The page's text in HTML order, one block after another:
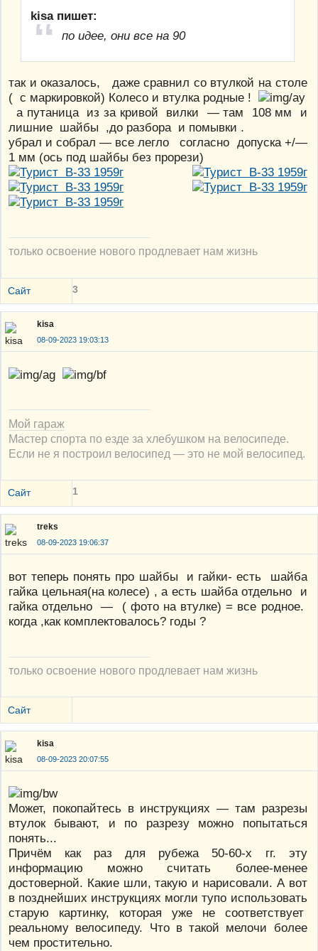
kisa пишет:
по идее, они все на 90
так и оказалось, даже сравнил со втулкой на столе
( с маркировкой) Колесо и втулка родные !
а путаница из за кривой вилки — там 108 мм и
лишние шайбы ,до разбора и помывки .
убрал и собрал — все легло согласно допуска +/—
1 мм (ось под шайбы без прорези)
только освоение нового продлевает нам жизнь
Сайт 3
kisa
08-09-2023 19:03:13
Мой гараж
Мастер спорта по езде за хлебушком на велосипеде.
Если не я построил велосипед — это не мой велосипед.
Сайт 1
treks
08-09-2023 19:06:37
вот теперь понять про шайбы и гайки- есть шайба
гайка цельная(на колесе) , а есть шайба отдельно и
гайка отдельно — ( фото на втулке) = все родное.
когда ,как комплектовалось? годы ?
только освоение нового продлевает нам жизнь
Сайт
kisa
08-09-2023 20:07:55
Может, покопайтесь в инструкциях — там разрезы
втулок бывают, и по разрезу можно попытаться
понять...
Причём как раз для рубежа 50-60-х гг. эту
информацию можно считать более-менее
достоверной. Какие шли, такую и нарисовали. А вот
в позднейших инструкциях могли тупо использовать
старую картинку, которая уже не соответствует
реальному велосипеду. Что в такой мелочи более
чем простительно.